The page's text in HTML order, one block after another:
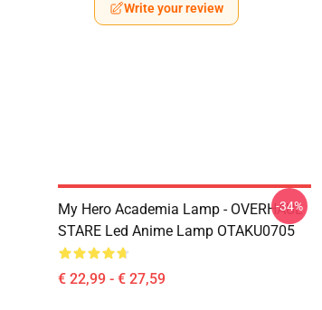
Write your review
My Hero Academia Lamp - OVERHAUL
STARE Led Anime Lamp OTAKU0705
€ 22,99 - € 27,59
-34%